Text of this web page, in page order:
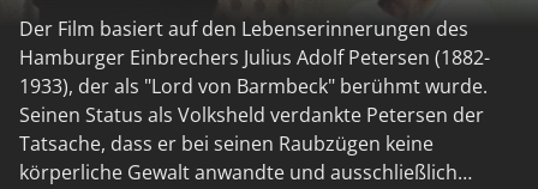
Der Film basiert auf den Lebenserinnerungen des
Hamburger Einbrechers Julius Adolf Petersen (1882-
1933), der als "Lord von Barmbeck" berühmt wurde.
Seinen Status als Volksheld verdankte Petersen der
Tatsache, dass er bei seinen Raubzügen keine
körperliche Gewalt anwandte und ausschließlich